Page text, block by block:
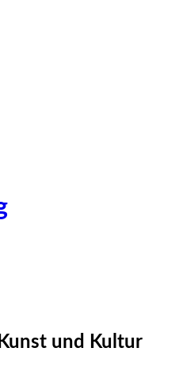
Kunst und Kultur